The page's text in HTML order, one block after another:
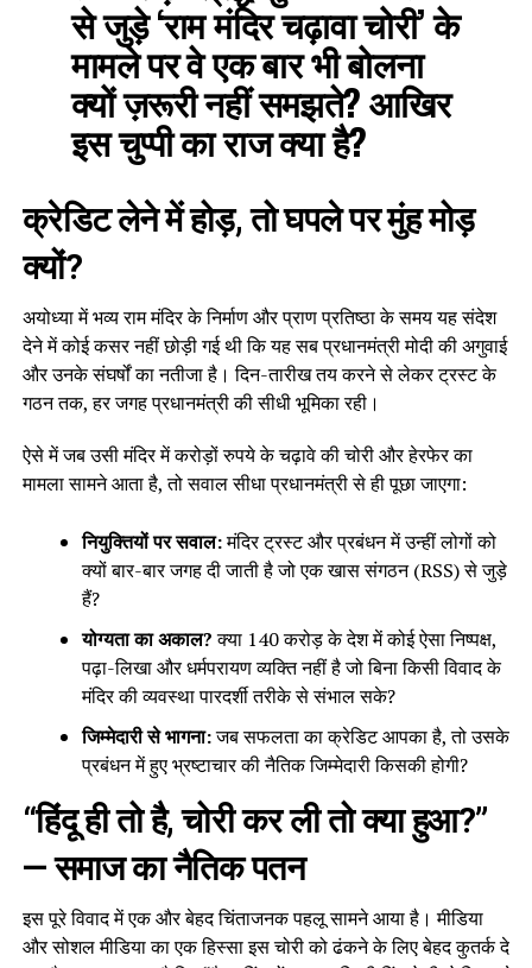
से जुड़े ‘राम मंदिर चढ़ावा चोरी’ के
मामले पर वे एक बार भी बोलना
क्यों ज़रूरी नहीं समझते? आखिर
इस चुप्पी का राज क्या है?
क्रेडिट लेने में होड़, तो घपले पर मुंह मोड़
क्यों?
अयोध्या में भव्य राम मंदिर के निर्माण और प्राण प्रतिष्ठा के समय यह संदेश
देने में कोई कसर नहीं छोड़ी गई थी कि यह सब प्रधानमंत्री मोदी की अगुवाई
और उनके संघर्षों का नतीजा है। दिन-तारीख तय करने से लेकर ट्रस्ट के
गठन तक, हर जगह प्रधानमंत्री की सीधी भूमिका रही।
ऐसे में जब उसी मंदिर में करोड़ों रुपये के चढ़ावे की चोरी और हेरफेर का
मामला सामने आता है, तो सवाल सीधा प्रधानमंत्री से ही पूछा जाएगा:
नियुक्तियों पर सवाल:मंदिर ट्रस्ट और प्रबंधन में उन्हीं लोगों को
क्यों बार-बार जगह दी जाती है जो एक खास संगठन (RSS) से जुड़े
हैं?
योग्यता का अकाल?क्या 140 करोड़ के देश में कोई ऐसा निष्पक्ष,
पढ़ा-लिखा और धर्मपरायण व्यक्ति नहीं है जो बिना किसी विवाद के
मंदिर की व्यवस्था पारदर्शी तरीके से संभाल सके?
जिम्मेदारी से भागना:जब सफलता का क्रेडिट आपका है, तो उसके
प्रबंधन में हुए भ्रष्टाचार की नैतिक जिम्मेदारी किसकी होगी?
“हिंदू ही तो है, चोरी कर ली तो क्या हुआ?”
— समाज का नैतिक पतन
इस पूरे विवाद में एक और बेहद चिंताजनक पहलू सामने आया है। मीडिया
और सोशल मीडिया का एक हिस्सा इस चोरी को ढंकने के लिए बेहद कुतर्क दे